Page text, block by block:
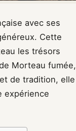
avec ses
Cette
les trésors
Morteau fumée,
de tradition, elle
expérience